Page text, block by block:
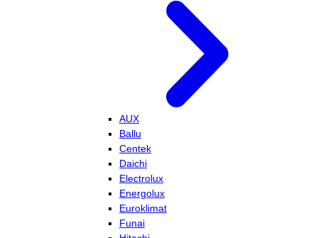
AUX
Ballu
Centek
Daichi
Electrolux
Energolux
Euroklimat
Funai